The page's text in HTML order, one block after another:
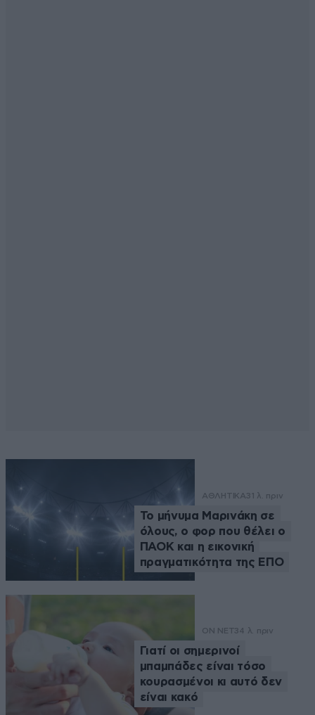
ΑΘΛΗΤΙΚΑ31 λ. πριν
Το μήνυμα Μαρινάκη σε
όλους, ο φορ που θέλει ο
ΠΑΟΚ και η εικονική
πραγματικότητα της ΕΠΟ
ON NET34 λ. πριν
Γιατί οι σημερινοί
μπαμπάδες είναι τόσο
κουρασμένοι κι αυτό δεν
είναι κακό